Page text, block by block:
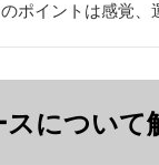
ポイントは感覚
について